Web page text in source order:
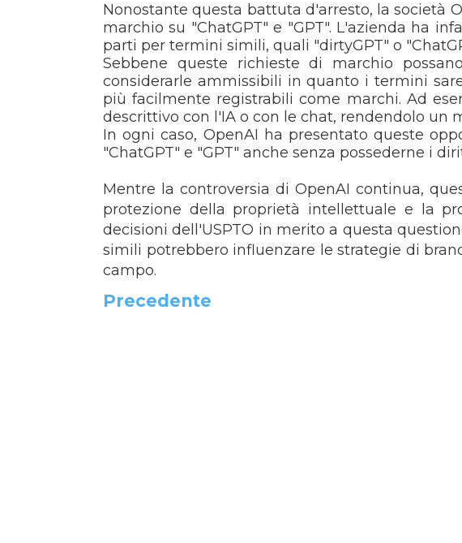
Nonostante questa battuta d'arresto, la società
marchio su "ChatGPT" e "GPT". L'azienda ha
parti per termini simili, quali "dirtyGPT" o
Sebbene queste richieste di marchio
considerarle ammissibili in quanto i termini
più facilmente registrabili come marchi. Ad
descrittivo con l'IA o con le chat, rendendolo un
In ogni caso, OpenAI ha presentato queste
"ChatGPT" e "GPT" anche senza possederne i
Mentre la controversia di OpenAI continua,
protezione della proprietà intellettuale e la
decisioni dell'USPTO in merito a questa
simili potrebbero influenzare le strategie di
campo.
Precedente